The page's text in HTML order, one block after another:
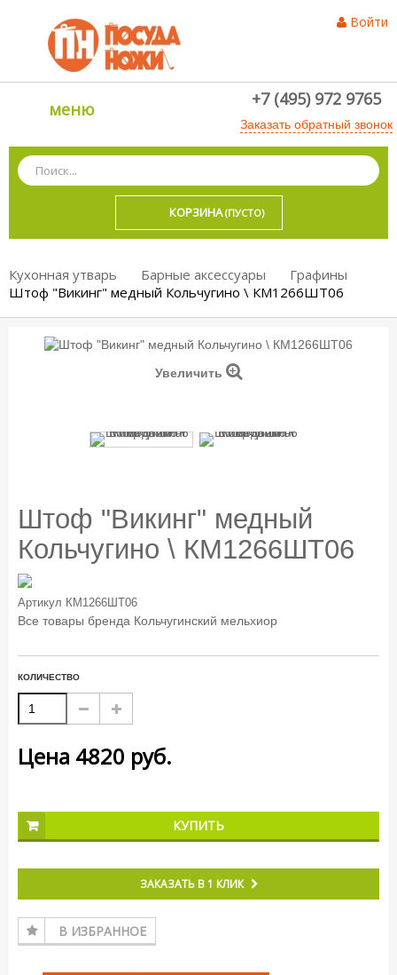
Войти
меню +7 (495) 972 9765
Заказать обратный звонок
КОРЗИНА (ПУСТО)
Кухонная утварь Барные аксессуары
Графины
Штоф "Викинг" медный Кольчугино \ КМ1266ШТ06
Увеличить
Штоф "Викинг" медный
Кольчугино \ КМ1266ШТ06
Артикул КМ1266ШТ06
Все товары бренда Кольчугинский мельхиор
КОЛИЧЕСТВО
Цена 4820 руб.
КУПИТЬ
ЗАКАЗАТЬ В 1 КЛИК
В ИЗБРАННОЕ